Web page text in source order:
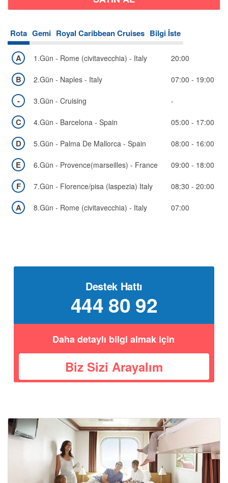
Rota Gemi Royal Caribbean Cruises Bilgi İste
A 1.Gün - Rome (civitavecchia) - Italy 20:00
B 2.Gün - Naples - Italy 07:00 - 19:00
- 3.Gün - Cruising -
C 4.Gün - Barcelona - Spain 05:00 - 17:00
D 5.Gün - Palma De Mallorca - Spain 08:00 - 16:00
E 6.Gün - Provence(marseilles) - France 09:00 - 18:00
F 7.Gün - Florence/pisa (laspezia) Italy 08:30 - 20:00
A 8.Gün - Rome (civitavecchia) - Italy 07:00
Destek Hattı
444 80 92
Daha detaylı bilgi almak için
Biz Sizi Arayalım